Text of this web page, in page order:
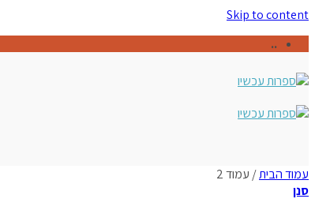
Skip to content
..
עמוד הבית/ עמוד 2
סנן